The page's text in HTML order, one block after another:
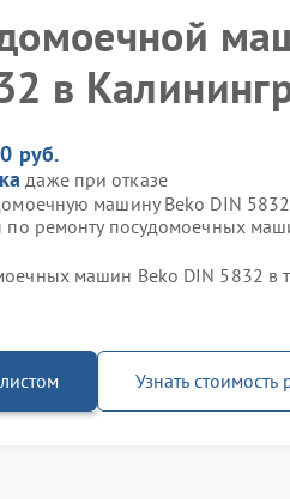
в
руб.
даже при отказе
машину Beko DIN
по ремонту посудомоечных
машин Beko DIN 5832 в
Узнать стоимость